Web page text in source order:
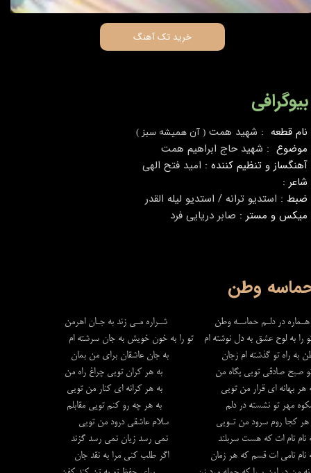
بیوگرافی
نام قطعه : شهید همت( آن همیشه سبز )
موضوع : شهید حاج ابراهیم همت
آهنگساز و تنظیم کننده : امید فتح الهی
شاعر :
ضبط : استدیو ترانه / استدیو لیله القدر
میکس و مستر : صابر دریایی فرد
خرید تک آهنگ
وطن
در دلـم حماسـه وطن شـراره مـي زند به جـان اهرمن
را به لوح عشق به دل نوشته ام تو را به خون خويش به جان سرشته ام
به راه تو گذشته ام زجان به جان عاشقان براي من بمان
صبح صادقي تويي پگاه من به هر كران تويي چراغ راه من
هر بهانه اي قرار من تويي به هر كرانه اي كنار من تويي
مهر تو نشسته در دلم به هر چه رو كنم تويي مقابلم
هر كجا روم سرود من تـويي سلام عاشقي درود من تويي
نام نام ات كه هست سربلند نمي رسد زيان نمي رسد گزند
نام نامي ات قسم كه هر زمان اگر طلب كني مرا به نقد جان